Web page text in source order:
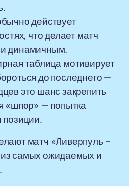
действует
что делает матч
динамичным.
таблица мотивирует
до последнего —
это шанс закрепить
«шпор» — попытка
позиции.
матч «Ливерпуль –
самых ожидаемых и